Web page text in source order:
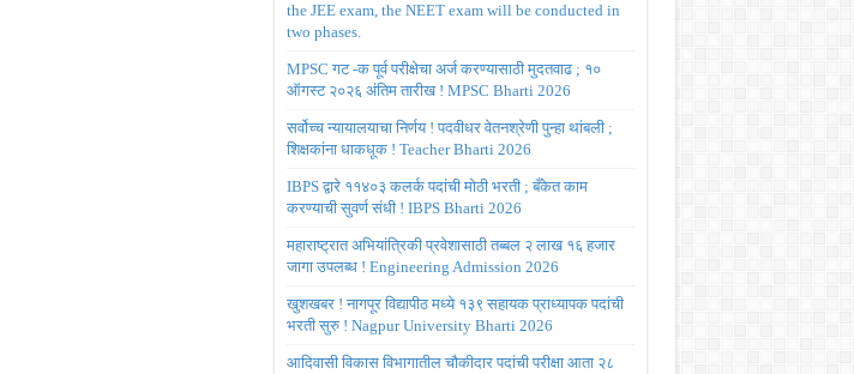
the JEE exam, the NEET exam will be conducted in
two phases.
MPSC गट -क पूर्व परीक्षेचा अर्ज करण्यासाठी मुदतवाढ ; १०
ऑगस्ट २०२६ अंतिम तारीख ! MPSC Bharti 2026
सर्वोच्च न्यायालयाचा निर्णय ! पदवीधर वेतनश्रेणी पुन्हा थांबली ;
शिक्षकांना धाकधूक ! Teacher Bharti 2026
IBPS द्वारे ११४०३ कलर्क पदांची मोठी भरती ; बँकेत काम
करण्याची सुवर्ण संधी ! IBPS Bharti 2026
महाराष्ट्रात अभियांत्रिकी प्रवेशासाठी तब्बल २ लाख १६ हजार
जागा उपलब्ध ! Engineering Admission 2026
खुशखबर ! नागपूर विद्यापीठ मध्ये १३९ सहायक प्राध्यापक पदांची
भरती सुरु ! Nagpur University Bharti 2026
आदिवासी विकास विभागातील चौकीदार पदांची परीक्षा आता २८